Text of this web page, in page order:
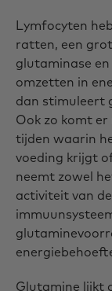
Lymfocyten
ratten, een
glutaminase
omzetten in
dan stimuleert
Ook zo komt er
tijden waarin
voeding krijgt
neemt zowel
activiteit van
Glutamine lijkt